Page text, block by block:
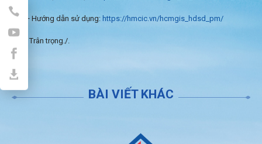
+ Hướng dẫn sử dụng: https://hmcic.vn/hcmgis_hdsd_pm/
Trân trọng./.
BÀI VIẾT KHÁC